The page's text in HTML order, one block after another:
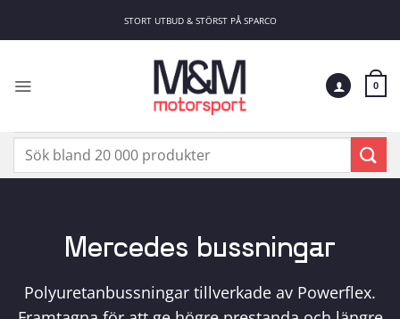
STORT UTBUD & STÖRST PÅ SPARCO
0
Sök
Mercedes bussningar
Polyuretanbussningar tillverkade av Powerflex.